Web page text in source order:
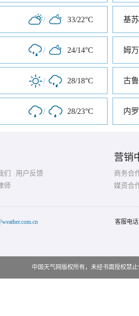
/ 33/22°C 基
/ 24/14°C 姆
/ 28/18°C 古鲁
/ 28/23°C 内
们
用户反馈
师
营销
商务合
媒资合
客服电
中国天气网版权所有，未经书面授权